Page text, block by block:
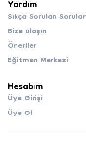
Yardım
Sıkça Sorulan Sorular
Bize ulaşın
Öneriler
Eğitmen Merkezi
Hesabım
Üye Girişi
Üye Ol